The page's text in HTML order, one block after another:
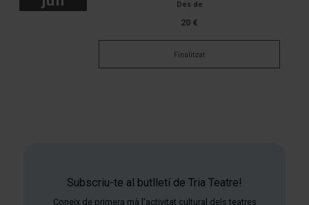
Des de
20 €
Finalitzat
Subscriu-te al butlletí de Tria Teatre!
Coneix de primera mà l'activitat cultural dels teatres